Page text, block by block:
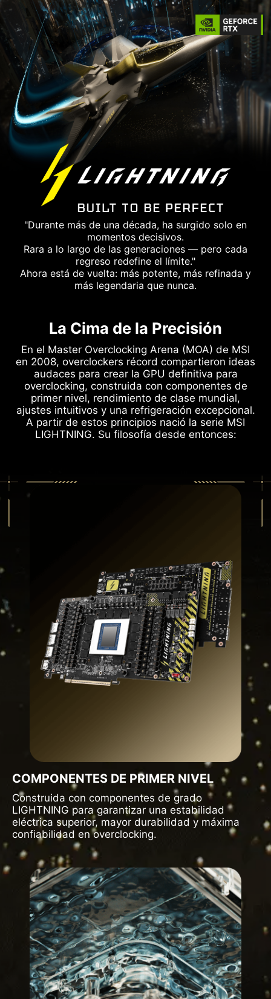
"Durante más de una década, ha surgido solo en
momentos decisivos.
Rara a lo largo de las generaciones — pero cada
regreso redefine el límite."
Ahora está de vuelta: más potente, más refinada y
más legendaria que nunca.
La Cima de la Precisión
En el Master Overclocking Arena (MOA) de MSI
en 2008, overclockers récord compartieron ideas
audaces para crear la GPU definitiva para
overclocking, construida con componentes de
primer nivel, rendimiento de clase mundial,
ajustes intuitivos y una refrigeración excepcional.
A partir de estos principios nació la serie MSI
LIGHTNING. Su filosofía desde entonces:
COMPONENTES DE PRIMER NIVEL
Construida con componentes de grado
LIGHTNING para garantizar una estabilidad
eléctrica superior, mayor durabilidad y máxima
confiabilidad en overclocking.